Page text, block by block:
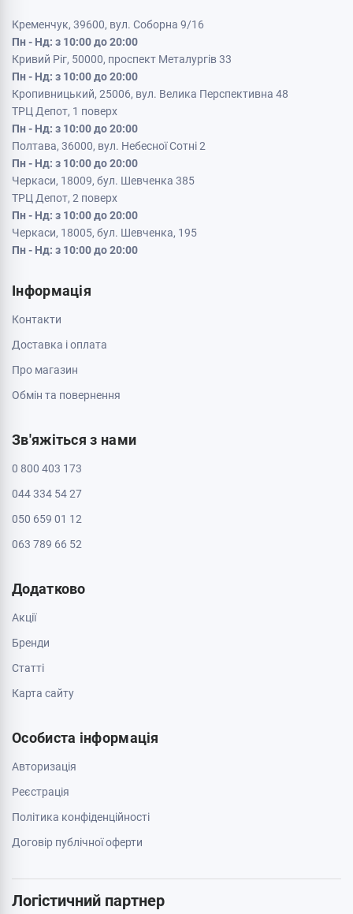
Кременчук, 39600, вул. Соборна 9/16
Пн - Нд: з 10:00 до 20:00
Кривий Ріг, 50000, проспект Металургів 33
Пн - Нд: з 10:00 до 20:00
Кропивницький, 25006, вул. Велика Перспективна 48
ТРЦ Депот, 1 поверх
Пн - Нд: з 10:00 до 20:00
Полтава, 36000, вул. Небесної Сотні 2
Пн - Нд: з 10:00 до 20:00
Черкаси, 18009, бул. Шевченка 385
ТРЦ Депот, 2 поверх
Пн - Нд: з 10:00 до 20:00
Черкаси, 18005, бул. Шевченка, 195
Пн - Нд: з 10:00 до 20:00
Інформація
Контакти
Доставка і оплата
Про магазин
Обмін та повернення
Зв'яжіться з нами
0 800 403 173
044 334 54 27
050 659 01 12
063 789 66 52
Додатково
Акції
Бренди
Cтатті
Карта сайту
Особиста інформація
Авторизація
Реєстрація
Політика конфіденційності
Договір публічної оферти
Логістичний партнер